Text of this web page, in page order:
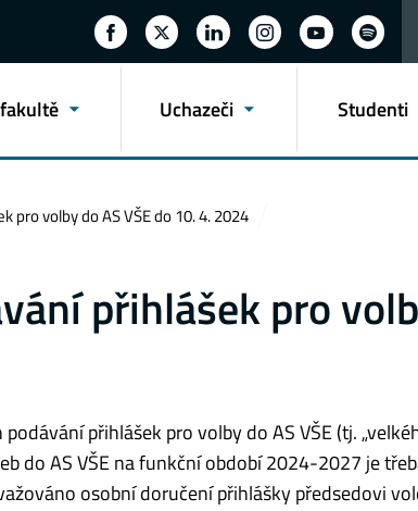
Uchazeči Studenti
volby do AS VŠE do 10. 4. 2024
přihlášek pro
přihlášek pro volby do AS VŠE (tj.
do AS VŠE na funkční období 2024-2027 je
osobní doručení přihlášky předsedovi